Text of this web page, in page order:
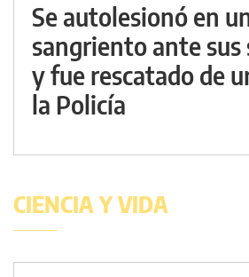
Se autolesionó en
sangriento ante sus
y fue rescatado de
la Policía
CIENCIA Y VIDA